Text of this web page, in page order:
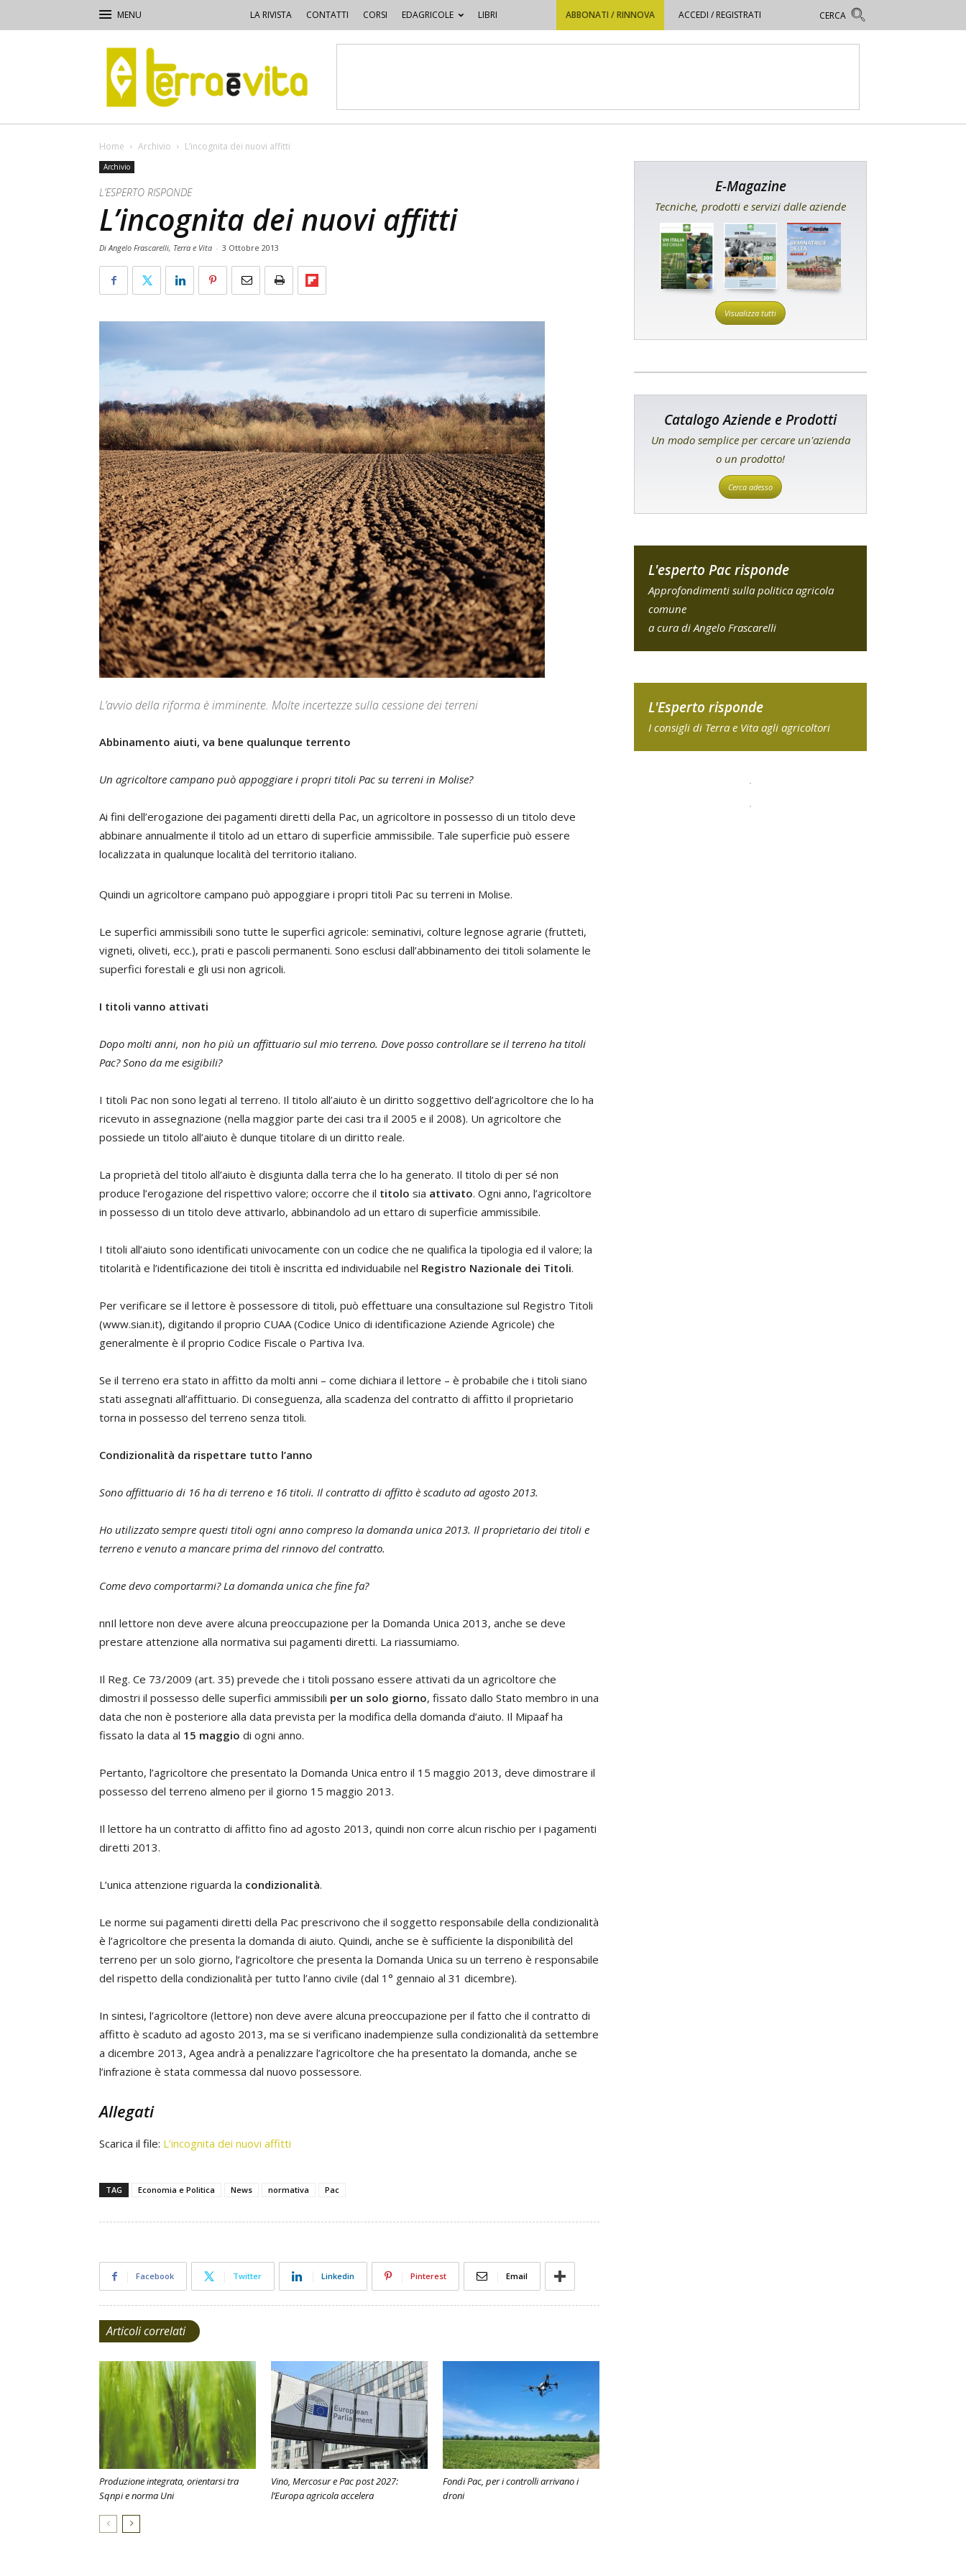
LA RIVISTA CONTATTI CORSI EDAGRICOLE LIBRI ABBONATI / RINNOVA ACCEDI / REGISTRATI
Terra
e
Vita
Home Archivio L’incognita dei nuovi affitti
Archivio
L’ESPERTO RISPONDE
L’incognita dei nuovi affitti
Di Angelo Frascarelli, Terra e Vita - 3 Ottobre 2013
L’avvio della riforma è imminente. Molte incertezze sulla cessione dei terreni
Abbinamento aiuti, va bene qualunque terrento
Un agricoltore campano può appoggiare i propri titoli Pac su terreni in Molise?
Ai fini dell’erogazione dei pagamenti diretti della Pac, un agricoltore in possesso di un titolo deve
abbinare annualmente il titolo ad un ettaro di superficie ammissibile. Tale superficie può essere
localizzata in qualunque località del territorio italiano.
Quindi un agricoltore campano può appoggiare i propri titoli Pac su terreni in Molise.
Le superfici ammissibili sono tutte le superfici agricole: seminativi, colture legnose agrarie (frutteti,
vigneti, oliveti, ecc.), prati e pascoli permanenti. Sono esclusi dall’abbinamento dei titoli solamente le
superfici forestali e gli usi non agricoli.
I titoli vanno attivati
Dopo molti anni, non ho più un affittuario sul mio terreno. Dove posso controllare se il terreno ha titoli
Pac? Sono da me esigibili?
I titoli Pac non sono legati al terreno. Il titolo all’aiuto è un diritto soggettivo dell’agricoltore che lo ha
ricevuto in assegnazione (nella maggior parte dei casi tra il 2005 e il 2008). Un agricoltore che
possiede un titolo all’aiuto è dunque titolare di un diritto reale.
La proprietà del titolo all’aiuto è disgiunta dalla terra che lo ha generato. Il titolo di per sé non
produce l’erogazione del rispettivo valore; occorre che il titolo sia attivato. Ogni anno, l’agricoltore
in possesso di un titolo deve attivarlo, abbinandolo ad un ettaro di superficie ammissibile.
I titoli all’aiuto sono identificati univocamente con un codice che ne qualifica la tipologia ed il valore; la
titolarità e l’identificazione dei titoli è inscritta ed individuabile nel Registro Nazionale dei Titoli.
Per verificare se il lettore è possessore di titoli, può effettuare una consultazione sul Registro Titoli
(www.sian.it), digitando il proprio CUAA (Codice Unico di identificazione Aziende Agricole) che
generalmente è il proprio Codice Fiscale o Partiva Iva.
Se il terreno era stato in affitto da molti anni – come dichiara il lettore – è probabile che i titoli siano
stati assegnati all’affittuario. Di conseguenza, alla scadenza del contratto di affitto il proprietario
torna in possesso del terreno senza titoli.
Condizionalità da rispettare tutto l’anno
Sono affittuario di 16 ha di terreno e 16 titoli. Il contratto di affitto è scaduto ad agosto 2013.
Ho utilizzato sempre questi titoli ogni anno compreso la domanda unica 2013. Il proprietario dei titoli e
terreno e venuto a mancare prima del rinnovo del contratto.
Come devo comportarmi? La domanda unica che fine fa?
nnIl lettore non deve avere alcuna preoccupazione per la Domanda Unica 2013, anche se deve
prestare attenzione alla normativa sui pagamenti diretti. La riassumiamo.
Il Reg. Ce 73/2009 (art. 35) prevede che i titoli possano essere attivati da un agricoltore che
dimostri il possesso delle superfici ammissibili per un solo giorno, fissato dallo Stato membro in una
data che non è posteriore alla data prevista per la modifica della domanda d’aiuto. Il Mipaaf ha
fissato la data al 15 maggio di ogni anno.
Pertanto, l’agricoltore che presentato la Domanda Unica entro il 15 maggio 2013, deve dimostrare il
possesso del terreno almeno per il giorno 15 maggio 2013.
Il lettore ha un contratto di affitto fino ad agosto 2013, quindi non corre alcun rischio per i pagamenti
diretti 2013.
L’unica attenzione riguarda la condizionalità.
Le norme sui pagamenti diretti della Pac prescrivono che il soggetto responsabile della condizionalità
è l’agricoltore che presenta la domanda di aiuto. Quindi, anche se è sufficiente la disponibilità del
terreno per un solo giorno, l’agricoltore che presenta la Domanda Unica su un terreno è responsabile
del rispetto della condizionalità per tutto l’anno civile (dal 1° gennaio al 31 dicembre).
In sintesi, l’agricoltore (lettore) non deve avere alcuna preoccupazione per il fatto che il contratto di
affitto è scaduto ad agosto 2013, ma se si verificano inadempienze sulla condizionalità da settembre
a dicembre 2013, Agea andrà a penalizzare l’agricoltore che ha presentato la domanda, anche se
l’infrazione è stata commessa dal nuovo possessore.
Allegati
Scarica il file: L’incognita dei nuovi affitti
TAG Economia e Politica News normativa Pac
Facebook Twitter Linkedin Pinterest Email
Articoli correlati
Produzione integrata, orientarsi tra
Sqnpi e norma Uni
Vino, Mercosur e Pac post 2027:
l’Europa agricola accelera
Fondi Pac, per i controlli arrivano i
droni
E-Magazine
Tecniche, prodotti e servizi dalle aziende
Visualizza tutti
Catalogo Aziende e Prodotti
Un modo semplice per cercare un'azienda
o un prodotto!
Cerca adesso
L'esperto Pac risponde
Approfondimenti sulla politica agricola
comune
a cura di Angelo Frascarelli
L'Esperto risponde
I consigli di Terra e Vita agli agricoltori